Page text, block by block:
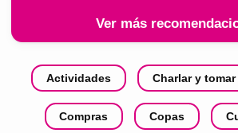
Ver más
Actividades Charlar y tomar
Compras Copas